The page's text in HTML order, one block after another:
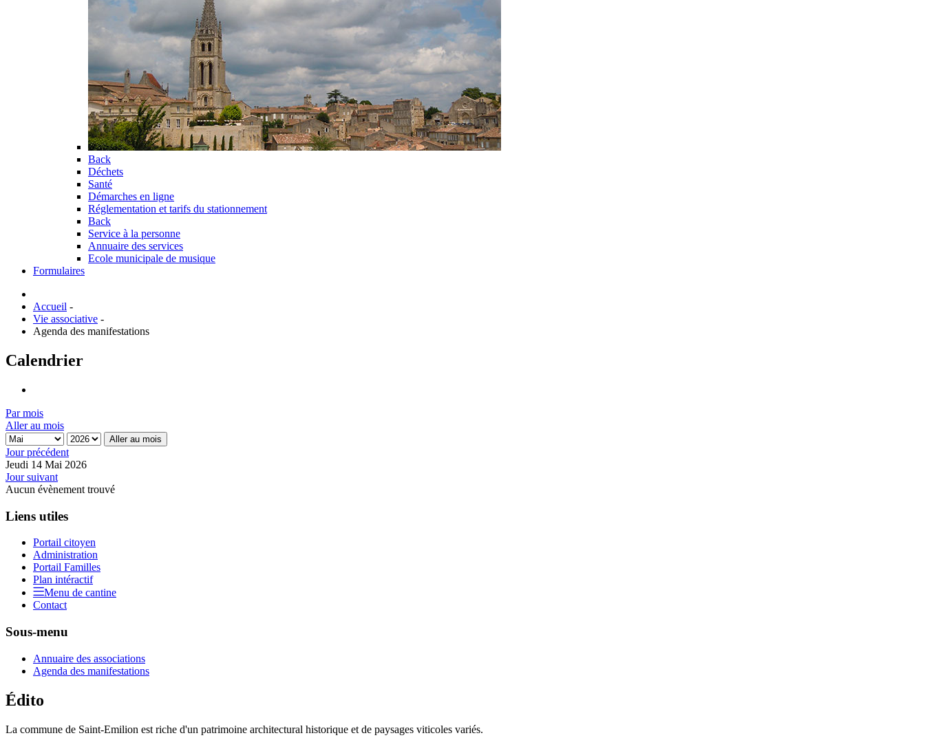
Back
Déchets
Santé
Démarches en ligne
Réglementation et tarifs du stationnement
Back
Service à la personne
Annuaire des services
Ecole municipale de musique
Formulaires
Accueil -
Vie associative -
Agenda des manifestations
Calendrier
Par mois
Aller au mois
Aller au mois
Jour précédent
Jeudi 14 Mai 2026
Jour suivant
Aucun évènement trouvé
Liens utiles
Portail citoyen
Administration
Portail Familles
Plan intéractif
Menu de cantine
Contact
Sous-menu
Annuaire des associations
Agenda des manifestations
Édito
La commune de Saint-Emilion est riche d'un patrimoine architectural historique et de paysages viticoles variés.